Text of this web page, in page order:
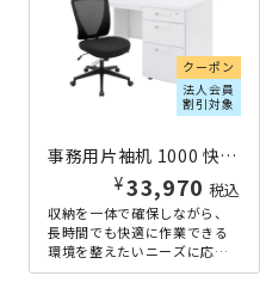
クーポン
法人会員
割引対象
事務用片袖机 1000 快適セット ホワイト
¥33,970 税込
収納を一体で確保しながら、
長時間でも快適に作業できる
環境を整えたいニーズに応え
た、片袖机に一番人気のメッ